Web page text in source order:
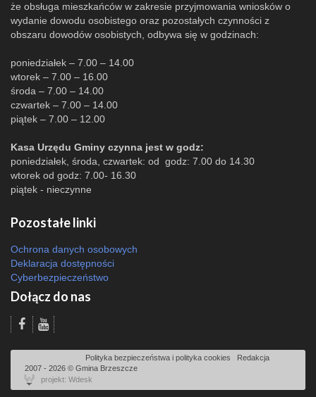
że obsługa mieszkańców w zakresie przyjmowania wniosków o
wydanie dowodu osobistego oraz pozostałych czynności z
obszaru dowodów osobistych, odbywa się w godzinach:
poniedziałek – 7.00 – 14.00
wtorek – 7.00 – 16.00
środa – 7.00 – 14.00
czwartek – 7.00 – 14.00
piątek – 7.00 – 12.00
Kasa Urzędu Gminy czynna jest w godz:
poniedziałek, środa, czwartek: od godz: 7.00 do 14.30
wtorek od godz: 7.00- 16.30
piątek - nieczynne
Pozostałe linki
Ochrona danych osobowych
Deklaracja dostępności
Cyberbezpieczeństwo
Dołącz do nas
Polityka bezpieczeństwa i polityka cookies Redakcja
2007 - 2026 © Gmina Brzeszcze
projekt: Wdesk